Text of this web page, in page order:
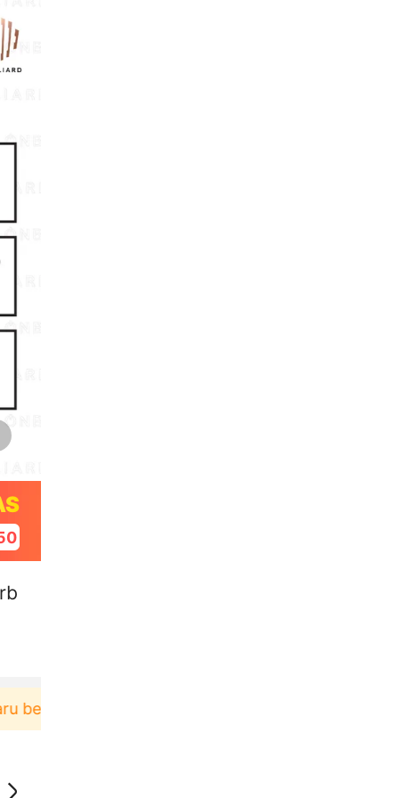
di aplikasi Akulaku bisa dapat voucher